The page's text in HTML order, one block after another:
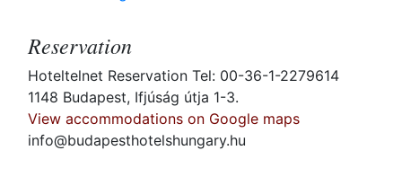
Reservation
Hoteltelnet Reservation Tel: 00-36-1-2279614
1148 Budapest, Ifjúság útja 1-3.
View accommodations on Google maps
info@budapesthotelshungary.hu